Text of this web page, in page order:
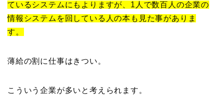
ているシステムにもよりますが、1人で数百人の企業の
情報システムを回している人の本も見た事がありま
す。
薄給の割に仕事はきつい。
こういう企業が多いと考えられます。